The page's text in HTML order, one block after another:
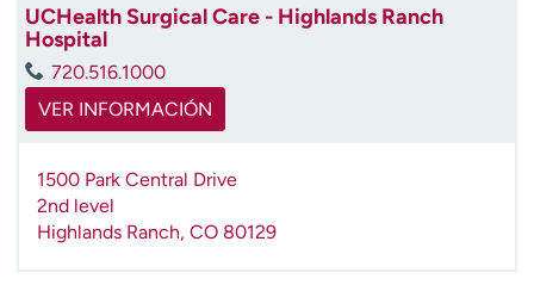
UCHealth Surgical Care - Highlands Ranch
Hospital
720.516.1000
VER INFORMACIÓN
1500 Park Central Drive
2nd level
Highlands Ranch, CO 80129